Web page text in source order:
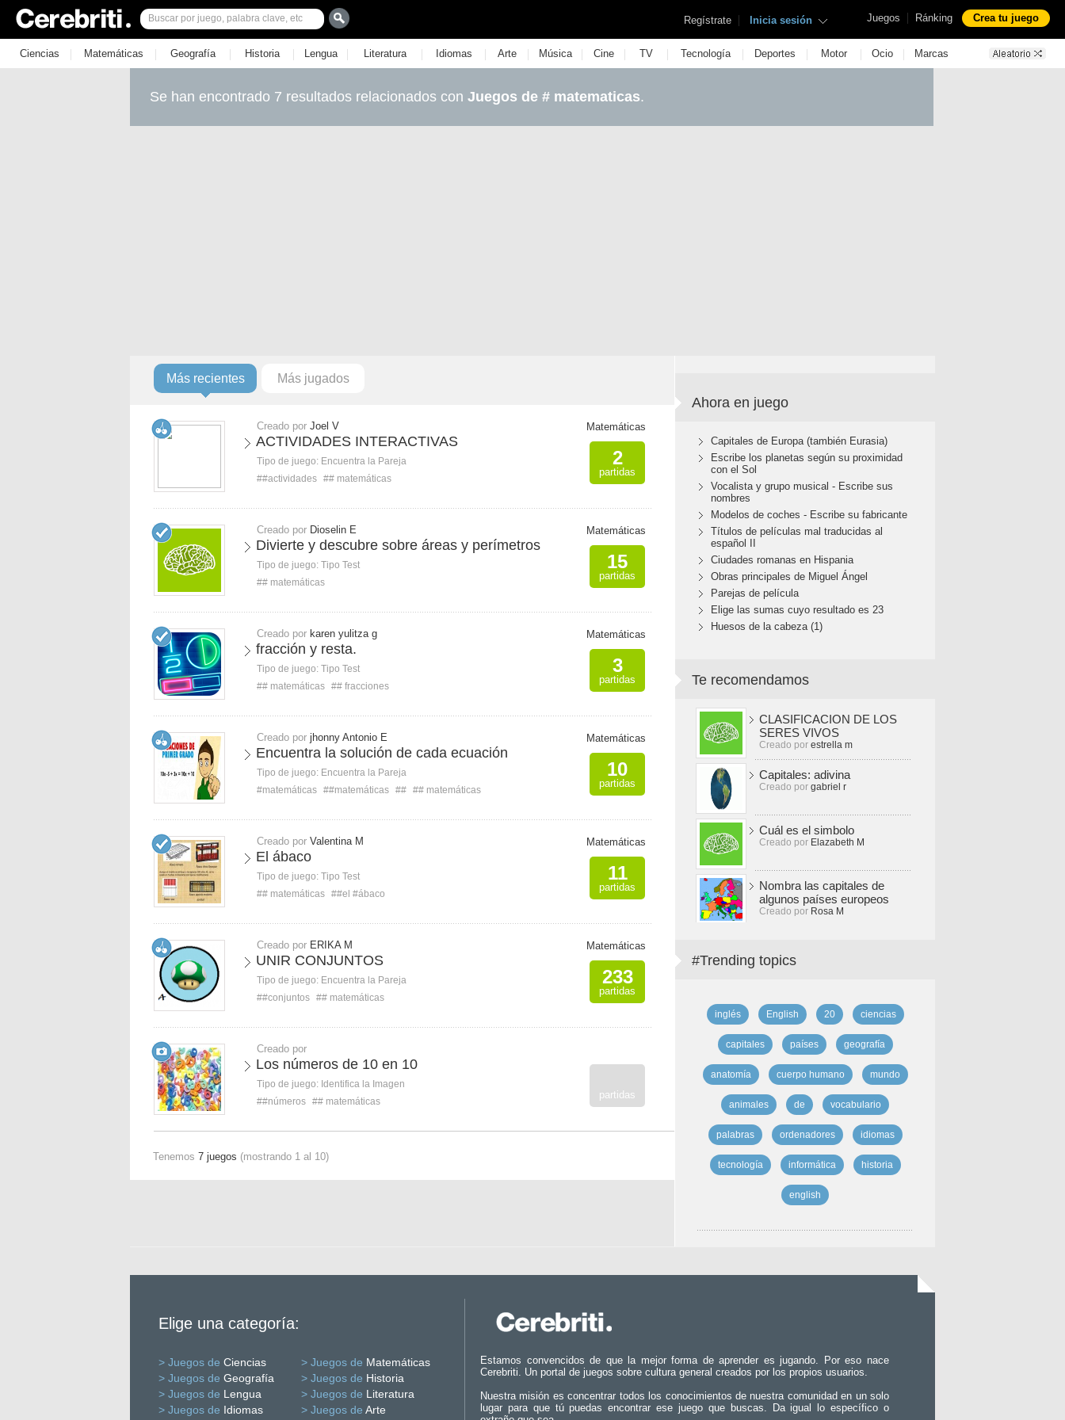
Juegos | Ránking Crea tu juego
Regístrate | Inicia sesión
Ciencias | Matemáticas | Geografía | Historia | Lengua | Literatura | Idiomas | Arte | Música | Cine | TV | Tecnología | Deportes | Motor | Ocio | Marcas
Se han encontrado 7 resultados relacionados con Juegos de # matematicas.
Más recientes Más jugados
Creado por Joel V
ACTIVIDADES INTERACTIVAS
Tipo de juego: Encuentra la Pareja
##actividades ## matemáticas
Matemáticas
2
partidas
Creado por Dioselin E
Divierte y descubre sobre áreas y perímetros
Tipo de juego: Tipo Test
## matemáticas
Matemáticas
15
partidas
Creado por karen yulitza g
fracción y resta.
Tipo de juego: Tipo Test
## matemáticas ## fracciones
Matemáticas
3
partidas
Creado por jhonny Antonio E
Encuentra la solución de cada ecuación
Tipo de juego: Encuentra la Pareja
#matemáticas ##matemáticas ## ## matemáticas
Matemáticas
10
partidas
Creado por Valentina M
El ábaco
Tipo de juego: Tipo Test
## matemáticas ##el #ábaco
Matemáticas
11
partidas
Creado por ERIKA M
UNIR CONJUNTOS
Tipo de juego: Encuentra la Pareja
##conjuntos ## matemáticas
Matemáticas
233
partidas
Creado por
Los números de 10 en 10
Tipo de juego: Identifica la Imagen
##números ## matemáticas
partidas
Tenemos 7 juegos (mostrando 1 al 10)
Ahora en juego
Capitales de Europa (también Eurasia)
Escribe los planetas según su proximidad
con el Sol
Vocalista y grupo musical - Escribe sus
nombres
Modelos de coches - Escribe su fabricante
Títulos de películas mal traducidas al
español II
Ciudades romanas en Hispania
Obras principales de Miguel Ángel
Parejas de película
Elige las sumas cuyo resultado es 23
Huesos de la cabeza (1)
Te recomendamos
CLASIFICACION DE LOS
SERES VIVOS
Creado por estrella m
Capitales: adivina
Creado por gabriel r
Cuál es el simbolo
Creado por Elazabeth M
Nombra las capitales de
algunos países europeos
Creado por Rosa M
#Trending topics
inglés English 20 ciencias
capitales países geografía
anatomía cuerpo humano mundo
animales de vocabulario
palabras ordenadores idiomas
tecnología informática historia
english
Elige una categoría:
> Juegos de Ciencias > Juegos de Matemáticas
> Juegos de Geografía > Juegos de Historia
> Juegos de Lengua > Juegos de Literatura
> Juegos de Idiomas > Juegos de Arte
Estamos convencidos de que la mejor forma de aprender es jugando. Por eso nace
Cerebriti. Un portal de juegos sobre cultura general creados por los propios usuarios.
Nuestra misión es concentrar todos los conocimientos de nuestra comunidad en un solo
lugar para que tú puedas encontrar ese juego que buscas. Da igual lo específico o